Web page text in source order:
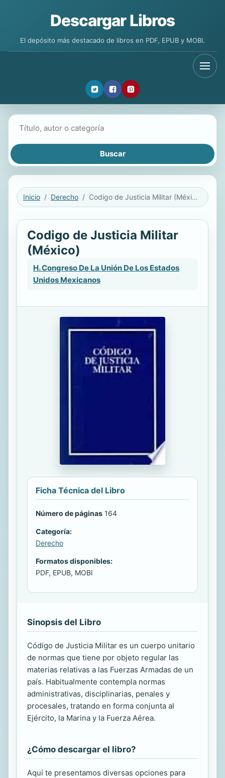
Descargar Libros
El depósito más destacado de libros en PDF, EPUB y MOBI.
Inicio Derecho Codigo de Justicia Militar (México)
Codigo de Justicia Militar
(México)
H. Congreso De La Unión De Los Estados
Unidos Mexicanos
Ficha Técnica del Libro
Número de páginas 164
Categoría:
Derecho
Formatos disponibles:
PDF, EPUB, MOBI
Sinopsis del Libro
Código de Justicia Militar es un cuerpo unitario
de normas que tiene por objeto regular las
materias relativas a las Fuerzas Armadas de un
país. Habitualmente contempla normas
administrativas, disciplinarias, penales y
procesales, tratando en forma conjunta al
Ejército, la Marina y la Fuerza Aérea.
¿Cómo descargar el libro?
Aquí te presentamos diversas opciones para